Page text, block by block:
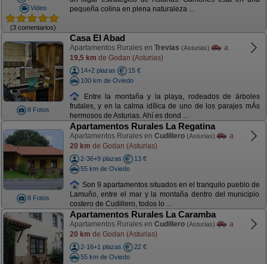
Video
(3 comentarios)
pequeña colina en plena naturaleza ...
8 Fotos
Casa El Abad
Apartamentos Rurales en Trevias (Asturias)
a
19,5 km de Godan (Asturias)
14+2 plazas
15 €
100 km de Oviedo
Entre la montaña y la playa, rodeados de árboles
frutales, y en la calma idílica de uno de los parajes mÁs
hermosos de Asturias. Ahí es dond ...
8 Fotos
Apartamentos Rurales La Regatina
Apartamentos Rurales en Cudillero (Asturias)
a
20 km de Godan (Asturias)
2-36+9 plazas
13 €
55 km de Oviedo
Son 9 apartamentos situados en el tranquilo pueblo de
Lamuño, entre el mar y la montaña dentro del municipio
costero de Cudillero, todos lo ...
Apartamentos Rurales La Caramba
Apartamentos Rurales en Cudillero (Asturias)
a
20 km de Godan (Asturias)
2-16+1 plazas
22 €
55 km de Oviedo